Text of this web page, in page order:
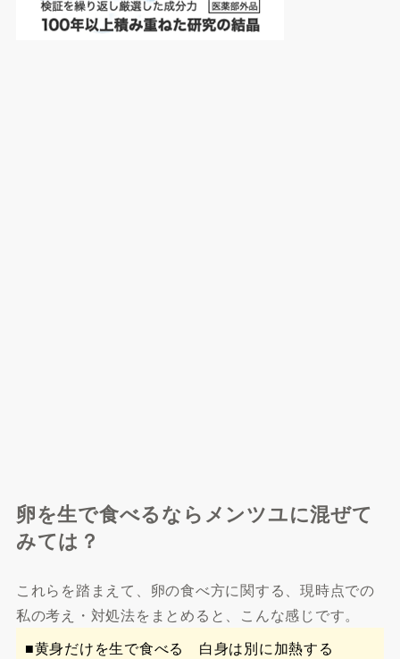
卵を生で食べるならメンツユに混ぜて
みては？
これらを踏まえて、卵の食べ方に関する、現時点での
私の考え・対処法をまとめると、こんな感じです。
■黄身だけを生で食べる 白身は別に加熱する